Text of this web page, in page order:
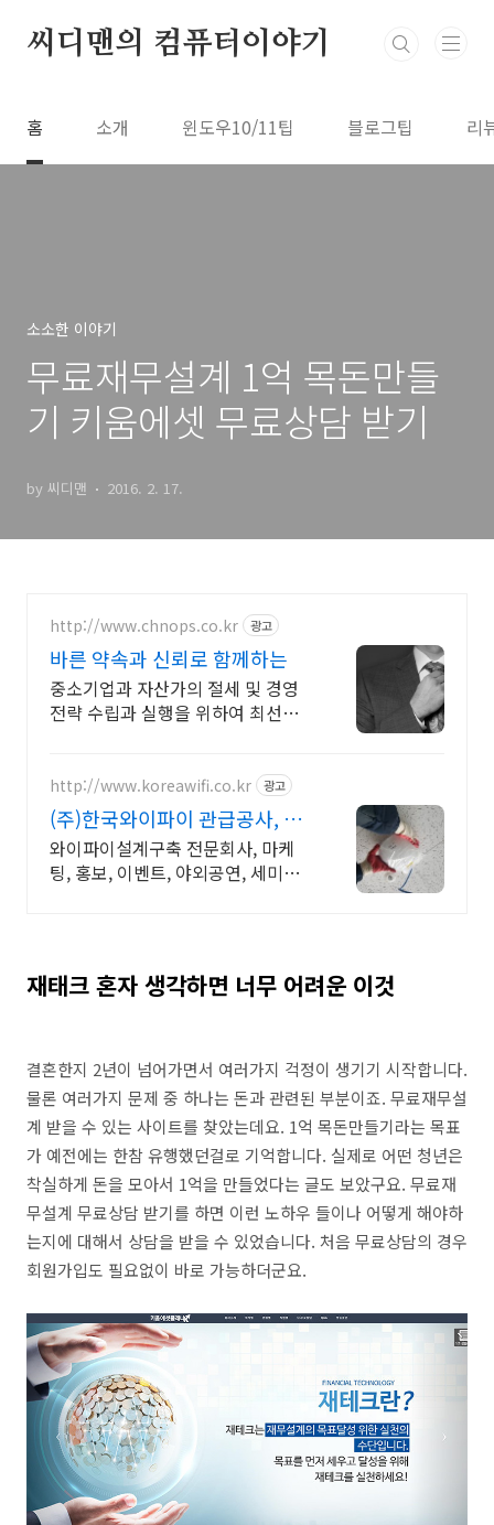
씨디맨의 컴퓨터이야기
홈 소개 윈도우10/11팁 블로그팁 리
소소한 이야기
무료재무설계 1억 목돈만들
기 키움에셋 무료상담 받기
by 씨디맨 2016. 2. 17.
http://www.chnops.co.kr 광고
바른 약속과 신뢰로 함께하는
중소기업과 자산가의 절세 및 경영
전략 수립과 실행을 위하여 최선을
http://www.koreawifi.co.kr 광고
(주)한국와이파이 관급공사, 건
설공사 가능
와이파이설계구축 전문회사, 마케
팅, 홍보, 이벤트, 야외공연, 세미나,
재태크 혼자 생각하면 너무 어려운 이것
결혼한지 2년이 넘어가면서 여러가지 걱정이 생기기 시작합니다.
물론 여러가지 문제 중 하나는 돈과 관련된 부분이죠. 무료재무설
계 받을 수 있는 사이트를 찾았는데요. 1억 목돈만들기라는 목표
가 예전에는 한참 유행했던걸로 기억합니다. 실제로 어떤 청년은
착실하게 돈을 모아서 1억을 만들었다는 글도 보았구요. 무료재
무설계 무료상담 받기를 하면 이런 노하우 들이나 어떻게 해야하
는지에 대해서 상담을 받을 수 있었습니다. 처음 무료상담의 경우
회원가입도 필요없이 바로 가능하더군요.